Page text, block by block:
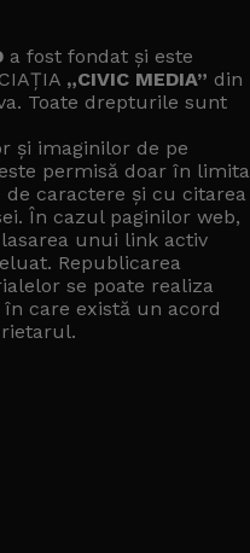
a fost fondat și este
„CIVIC MEDIA” din
Toate drepturile sunt
și imaginilor de pe
este permisă doar în limita
de caractere și cu citarea
În cazul paginilor web,
unui link activ
Republicarea
se poate realiza
care există un acord
.